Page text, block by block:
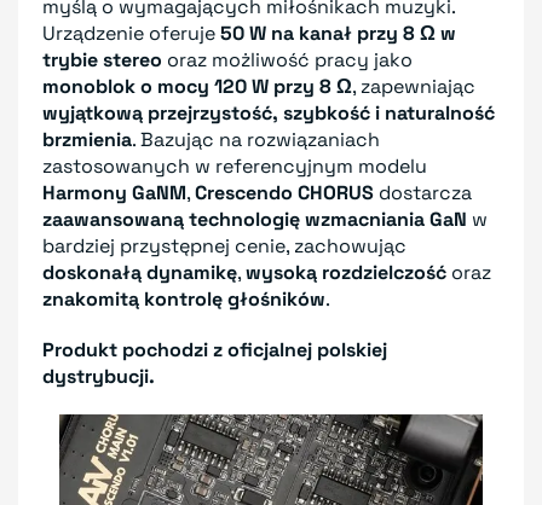
myślą o wymagających miłośnikach muzyki.
Urządzenie oferuje50 W na kanał przy 8 Ω w
trybie stereo oraz możliwość pracy jako
monoblok o mocy 120 W przy 8 Ω, zapewniając
wyjątkową przejrzystość, szybkość i naturalność
brzmienia. Bazując na rozwiązaniach
zastosowanych w referencyjnym modelu
Harmony GaNM,Crescendo CHORUS dostarcza
zaawansowaną technologię wzmacniania GaN w
bardziej przystępnej cenie, zachowując
doskonałą dynamikę,wysoką rozdzielczość oraz
znakomitą kontrolę głośników.
Produkt pochodzi z oficjalnej polskiej
dystrybucji.